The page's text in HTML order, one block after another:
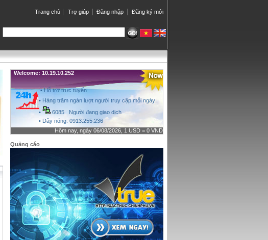
Trang chủ Trợ giúp Đăng nhập Đăng ký mới
Welcome: 10.19.10.252
• Hỗ trợ trực tuyến
• Hàng trăm ngàn lượt người truy cập mỗi ngày
•
6085 Người đang giao dịch
• Dây nóng: 0913.255.236
Hôm nay, ngày 06/08/2026, 1 USD = 0 VND
Quảng cáo